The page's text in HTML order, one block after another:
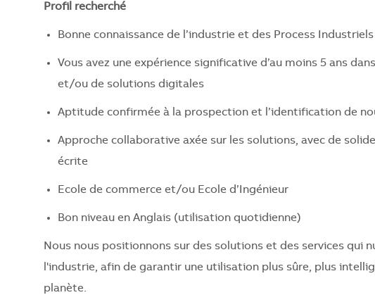
Profil recherché
Bonne connaissance de l’industrie et des Process Industriels
Vous avez une expérience significative d’au moins 5 ans
et/ou de solutions digitales
Aptitude confirmée à la prospection et l’identification de
Approche collaborative axée sur les solutions, avec de
écrite
Ecole de commerce et/ou Ecole d’Ingénieur
Bon niveau en Anglais (utilisation quotidienne)
Nous nous positionnons sur des solutions et des services
l'industrie, afin de garantir une utilisation plus sûre, plus
planète.